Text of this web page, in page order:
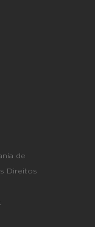
de
Direitos